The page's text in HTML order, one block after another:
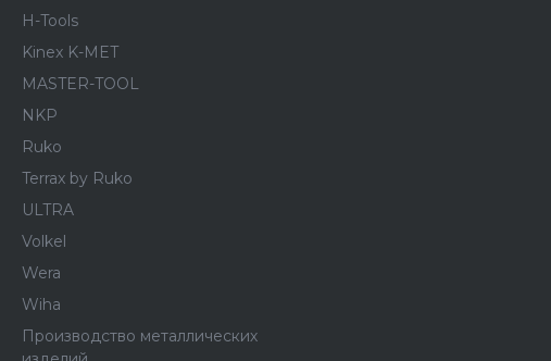
H-Tools
Kinex K-MET
MASTER-TOOL
NKP
Ruko
Terrax by Ruko
ULTRA
Volkel
Wera
Wiha
Производство металлических